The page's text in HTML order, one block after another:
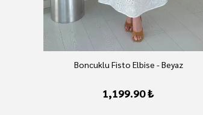
Boncuklu Fisto Elbise - Beyaz
1,199.90 ₺